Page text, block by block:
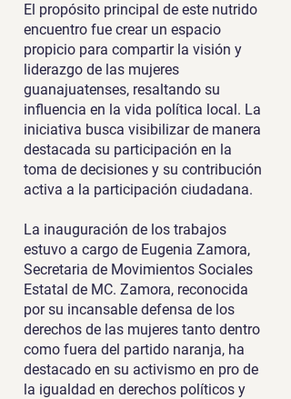
El propósito principal de este nutrido
encuentro fue crear un espacio
propicio para compartir la visión y
liderazgo de las mujeres
guanajuatenses, resaltando su
influencia en la vida política local. La
iniciativa busca visibilizar de manera
destacada su participación en la
toma de decisiones y su contribución
activa a la participación ciudadana.
La inauguración de los trabajos
estuvo a cargo de Eugenia Zamora,
Secretaria de Movimientos Sociales
Estatal de MC. Zamora, reconocida
por su incansable defensa de los
derechos de las mujeres tanto dentro
como fuera del partido naranja, ha
destacado en su activismo en pro de
la igualdad en derechos políticos y